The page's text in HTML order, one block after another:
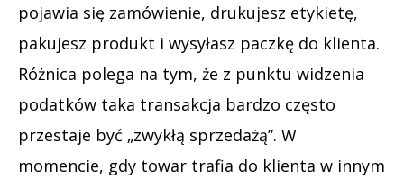
pojawia się zamówienie, drukujesz etykietę,
pakujesz produkt i wysyłasz paczkę do klienta.
Różnica polega na tym, że z punktu widzenia
podatków taka transakcja bardzo często
przestaje być „zwykłą sprzedażą”. W
momencie, gdy towar trafia do klienta w innym